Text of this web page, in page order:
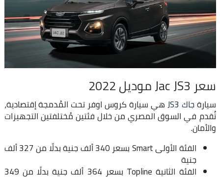
سعر Jac JS3 موديل 2022
سيارةجاك JS3 هي سيارة كروس اوفر تحت المُدمجة إقتصادية،
تُقدم في السوق المصري من خلال فئتين مُختلفتين التجهيزات
والأمان.
الفئة الأولى Smart بسعر 340 ألف جنية بدلًا من 327 ألف
جنية
الفئة الثانية Topline بسعر 364 ألف جنية بدلًا من 349